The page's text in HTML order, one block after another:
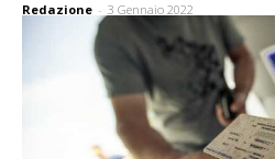
Redazione - 3 Gennaio 2022